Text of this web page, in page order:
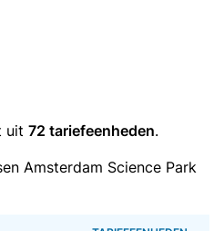
uit 72 tariefeenheden.
Amsterdam Science Park